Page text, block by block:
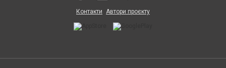
Контакти Автори проєкту